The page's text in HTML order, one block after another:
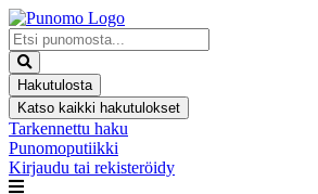
Mene
sisältöön
Search
...
Hakutulosta
Katso kaikki hakutulokset
Tarkennettu haku
Punomoputiikki
Kirjaudu tai rekisteröidy